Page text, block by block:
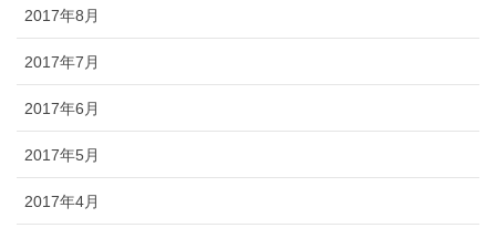
2017年8月
2017年7月
2017年6月
2017年5月
2017年4月